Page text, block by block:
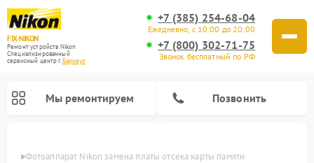
FIX-NIKON
Ремонт устройств Nikon
Специализированный
cервисный центр г.Барнаул
+7 (385) 254-68-04
Ежедневно, с 10:00 до 20:00
+7 (800) 302-71-75
Звонок бесплатный по РФ
Мы ремонтируем Позвонить
Фотоаппарат Nikon замена платы отсека карты памяти